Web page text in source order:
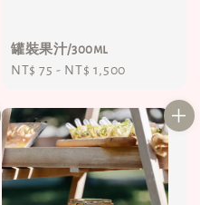
罐裝果汁/300ml
Regular
NT$ 75 - NT$ 1,500